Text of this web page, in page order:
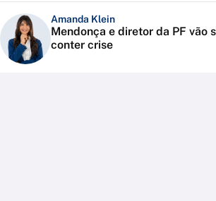
Amanda Klein
Mendonça e diretor da PF vão
conter crise